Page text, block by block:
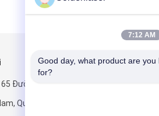
Đường Vành
Quận Phong
Gửi thư cho
7:12 AM
Good day, what product are you
for?